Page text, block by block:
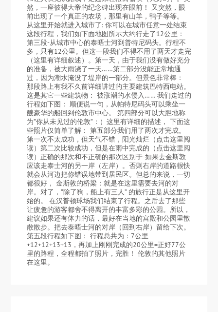
然，一座彼得大帝的纪念碑出现在眼前！ 又突然，眼
前出现了一个真正的农场，那里有山羊，鸭子等等。
从这里开始就进入城市了: 你可以在城市任意一处结束
这段行程，我们如下面地图所示大约行走了12公里：
第三段-从城市中心的泰晤士河到普特尼码头。行程不
多，只有12公里。但这一段我们不得不用了两天才走完
（这里有详细叙述）。第一天，由于我们没有做好充分
的准备，被大雨浇了一天……第二部分没能正常地通
过，因为潮水淹没了堤岸的一部分。但景色非常棒：
那段路上有我不久前详细讲过的主要建筑巴特西电站。
这是其它一些建筑物： 被涨潮的水侵入…… 我们走过的
行程如下图： 顺便说一句，从帕特尼码头可以乘坐一
艘豪华的船回到伦敦市中心。 第四部分可以大胆地称
为”你从未见过的伦敦”：）这里有详细的描述， 下面这
些照片仅简单了解： 第五部分我们用了两次才完成。
第一次不太成功，但天气不错，阳光灿烂（点击这里阅
读）第二次比较成功，但是在雨中完成的（点击这里阅
读）正确的那次和不正确的那次区别于-如果去金斯敦
应该走泰士河的另一岸（左岸）。否则右岸的道路很快
就会从河边把你错误地带到居民区。但总的来说，一切
都很好， 金斯敦的桥梁：就是在这里需要去河的对
岸。对了，”除了狗，船上有三人” 的旅行正是从这里开
始的。 在汉普顿球场我们结束了行程。之后去了那些
让疲惫的游客都舍不得离开的丰富多彩的公园。所以，
建议如果还有体力的话，最好在当地的宫殿和公园里散
散散步。把去泰晤士河的对岸（回到右岸）留给下次。
第五段行程如下图： 行程总共为：7公里
+12+12+13+13，再加上刚刚完成的20公里=正好77公
里的路程，全程都拍了照片，完胜！ 伦敦的其他照片
在这里。